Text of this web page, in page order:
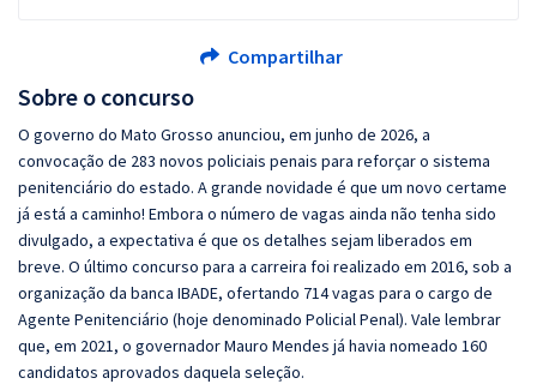
Sobre o concurso
O governo do Mato Grosso anunciou, em junho de 2026, a
convocação de 283 novos policiais penais para reforçar o sistema
penitenciário do estado. A grande novidade é que um novo certame
já está a caminho! Embora o número de vagas ainda não tenha sido
divulgado, a expectativa é que os detalhes sejam liberados em
breve. O último concurso para a carreira foi realizado em 2016, sob a
organização da banca IBADE, ofertando 714 vagas para o cargo de
Agente Penitenciário (hoje denominado Policial Penal). Vale lembrar
que, em 2021, o governador Mauro Mendes já havia nomeado 160
candidatos aprovados daquela seleção.
Compartilhar